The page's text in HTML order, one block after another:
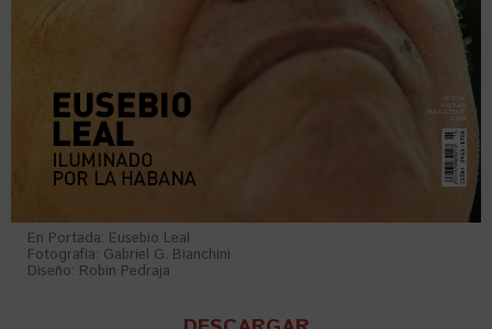
En Portada: Eusebio Leal
Fotografía: Gabriel G. Bianchini
Diseño: Robin Pedraja